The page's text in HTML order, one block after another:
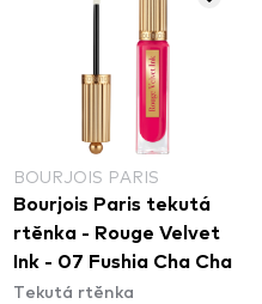
BOURJOIS PARIS
Bourjois Paris tekutá
rtěnka - Rouge Velvet
Ink - 07 Fushia Cha Cha
Tekutá rtěnka